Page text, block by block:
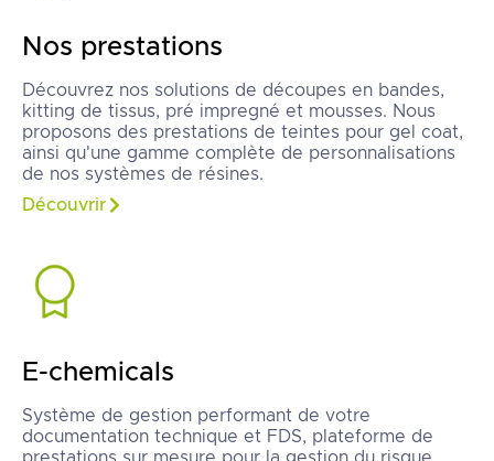
Nos prestations
Découvrez nos solutions de découpes en bandes,
kitting de tissus, pré impregné et mousses. Nous
proposons des prestations de teintes pour gel coat,
ainsi qu'une gamme complète de personnalisations
de nos systèmes de résines.
Découvrir
E-chemicals
Système de gestion performant de votre
documentation technique et FDS, plateforme de